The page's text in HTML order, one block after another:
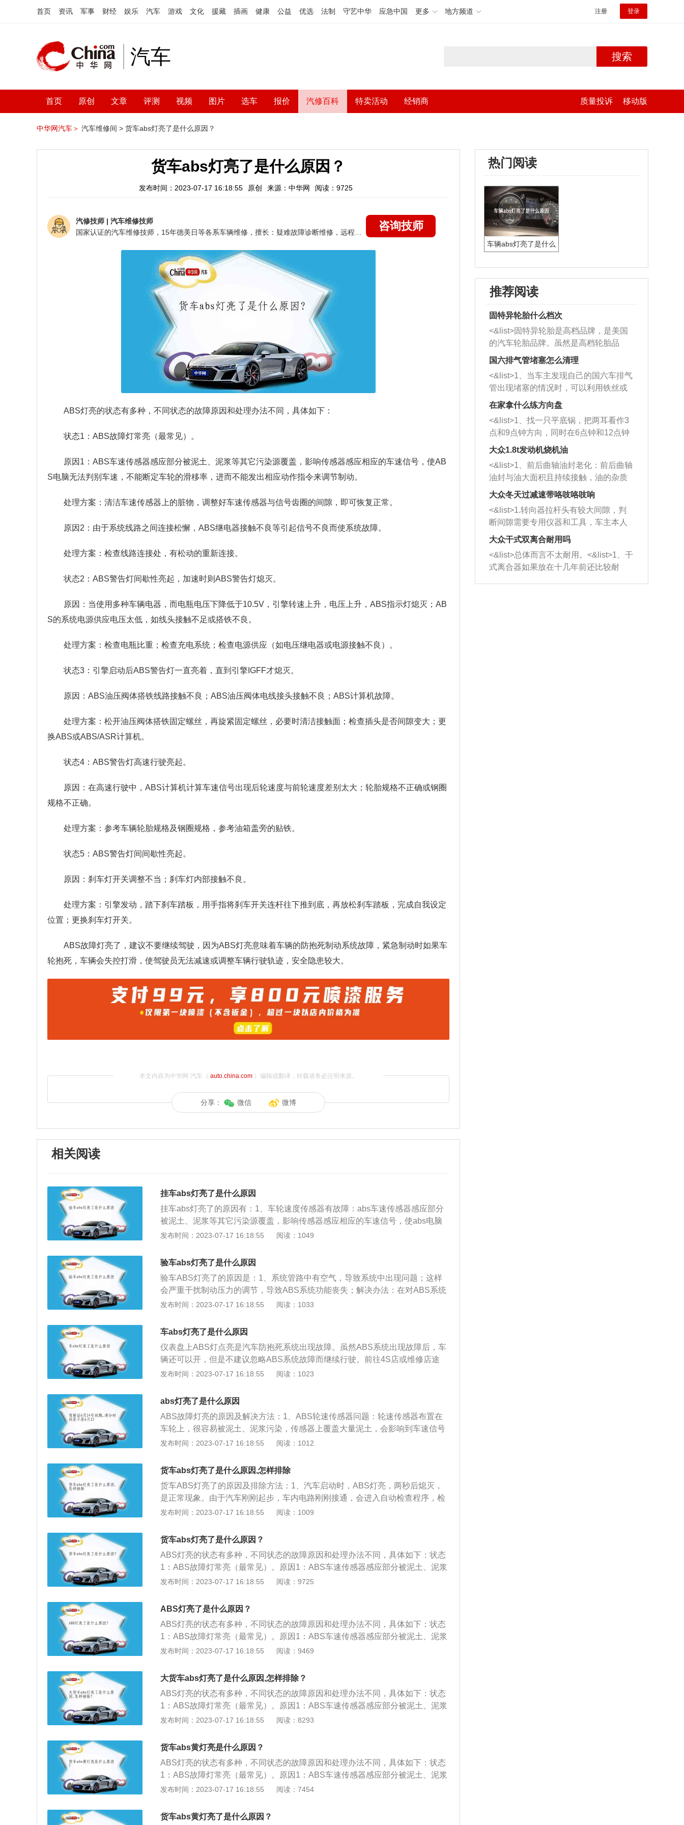
首页 资讯 军事 财经 娱乐 汽车 游戏 文化 援藏 插画 健康 公益 优选 法制 守艺中华 应急中国 更多 地方频道 注册 登录
汽车 搜索
首页 原创 文章 评测 视频 图片 选车 报价 汽修百科 特卖活动 经销商 质量投诉 移动版
中华网汽车＞ 汽车维修间 > 货车abs灯亮了是什么原因？
货车abs灯亮了是什么原因？
发布时间：2023-07-17 16:18:55 原创 来源：中华网 阅读：9725
汽修技师 | 汽车维修技师
咨询技师
ABS灯亮的状态有多种，不同状态的故障原因和处理办法不同，具体如下：
状态1：ABS故障灯常亮（最常见）。
原因1：ABS车速传感器感应部分被泥土、泥浆等其它污染源覆盖，影响传感器感应相应的车速信号，使AB
S电脑无法判别车速，不能断定车轮的滑移率，进而不能发出相应动作指令来调节制动。
处理方案：清洁车速传感器上的脏物，调整好车速传感器与信号齿圈的间隙，即可恢复正常。
原因2：由于系统线路之间连接松懈，ABS继电器接触不良等引起信号不良而使系统故障。
处理方案：检查线路连接处，有松动的重新连接。
状态2：ABS警告灯间歇性亮起，加速时则ABS警告灯熄灭。
原因：当使用多种车辆电器，而电瓶电压下降低于10.5V，引擎转速上升，电压上升，ABS指示灯熄灭；AB
S的系统电源供应电压太低，如线头接触不足或搭铁不良。
处理方案：检查电瓶比重；检查充电系统；检查电源供应（如电压继电器或电源接触不良）。
状态3：引擎启动后ABS警告灯一直亮着，直到引擎IGFF才熄灭。
原因：ABS油压阀体搭铁线路接触不良；ABS油压阀体电线接头接触不良；ABS计算机故障。
处理方案：松开油压阀体搭铁固定螺丝，再旋紧固定螺丝，必要时清洁接触面；检查插头是否间隙变大；更
换ABS或ABS/ASR计算机。
状态4：ABS警告灯高速行驶亮起。
原因：在高速⾏驶中，ABS计算机计算车速信号出现后轮速度与前轮速度差别太大；轮胎规格不正确或钢圈
规格不正确。
处理方案：参考车辆轮胎规格及钢圈规格，参考油箱盖旁的贴铁。
状态5：ABS警告灯间间歇性亮起。
原因：刹车灯开关调整不当；刹车灯内部接触不良。
处理方案：引擎发动，踏下刹车踏板，用手指将刹车开关连杆往下推到底，再放松刹车踏板，完成自我设定
位置；更换刹车灯开关。
ABS故障灯亮了，建议不要继续驾驶，因为ABS灯亮意味着车辆的防抱死制动系统故障，紧急制动时如果车
轮抱死，车辆会失控打滑，使驾驶员无法减速或调整车辆行驶轨迹，安全隐患较大。
本文内容为中华网·汽车（ auto.china.com）编辑或翻译，转载请务必注明来源。
分享： 微信 微博
相关阅读
挂车abs灯亮了是什么原因
挂车abs灯亮了的原因有：1、车轮速度传感器有故障：abs车速传感器感应部分
被泥土、泥浆等其它污染源覆盖，影响传感器感应相应的车速信号，使abs电脑
无法判别车速，不能断定车轮的滑移率，进而不能发出相应动作指令来调节制
隙，即可恢复正常。2、由于系统线路之间连接松懈：abs继电器接触不良等引起
信号不良而使系统故障。处理方案：检查线路连接处，有松动的重新连接。3、a
bs的系统电源供应电压太低，如线头接触不足或搭铁不良：abs警告灯间歇性亮
起，加速时则abs警告灯熄灭，当使用多种车辆电器，而电瓶电压下降低于10.5
v，引擎转速上升，电压上升，abs指示灯熄灭。处理方案：检查电瓶比重；检查
算机故障：引擎启动后abs警告灯一直亮着，直到引擎igff才熄灭：abs油压阀体
搭铁线路接触不良；abs油压阀体电线接头接触不良；abs计算机故障。处理方
案：松开油压阀体搭铁固定螺丝，再旋紧固定螺丝，必要时清洁接触面；检查插
确：abs警告灯高速行驶亮起：在高速⾏驶中，abs计算机计算车速信号出现后轮
车辆轮胎规格及钢圈规格，参考油箱盖旁的贴铁。6、刹车灯内部接触不良：刹
车灯开关调整不当，刹车灯内部接触不良。会导致abs警告灯间间歇性亮起。7、
ABS泵、调压电磁阀故障：由于ABS线路之间连接松动，ABS泵内部故障等原
因，同样会导致ABS灯点亮，这个故障需要进行全面检查。处理方案：引擎发
自我设定位置或更换刹车灯开关。abs故障灯亮了，建议不要继续驾驶，因为abs
灯亮意味着车辆的防抱死制动系统故障，紧急制动时如果车轮抱死，车辆会失控
打滑，使驾驶员无法减速或调整车辆行驶轨迹，安全隐患较大。
发布时间：2023-07-17 16:18:55 阅读：1049
验车abs灯亮了是什么原因
验车ABS灯亮了的原因是：1、系统管路中有空气，导致系统中出现问题；这样
会严重干扰制动压力的调节，导致ABS系统功能丧失；解决办法：在对ABS系统
进行维护之后，松开并排出管路中的空气即可解除；2、系统电脑故障；出现问
修，车主个人无法解决此问题或容易使汽车产生新的问题，造成不必要的损失；
3、车速传感器故障；车速传感器感应部分被泥土、泥浆等其它污染源覆盖，影
响传感器感应相应的车速信号，进而不能发出相应动作指令来控制制动；解决办
法：清洁传感器上的脏污，调整传感器与信号齿圈的间隙；若车速传感器已经损
坏，及时更换新车速传感器；4、ABS线束断裂；没有线束传输就没有数据传
线束或者插头，以免出现更大的损失；5、在验车时，需要测试尾气排放，如果
是前驱车，在测试尾气排放时只有前轮转动；属于正常现象，无需做特殊处理；
6、如果是后驱车，在测试尾气排放时只有后轮转动，这样在验完车后ABS就会
时，并不是四个车轮一起转动，此时ABS系统就认为某些部位出现了故障，在验
发布时间：2023-07-17 16:18:55 阅读：1033
车abs灯亮了是什么原因
仪表盘上ABS灯点亮是汽车防抱死系统出现故障。虽然ABS系统出现故障后，车
辆还可以开，但是不建议忽略ABS系统故障而继续行驶。前往4S店或维修店途
中，驾驶员一定要谨慎开车，避免高速行驶或紧急制动，否则很有可能因为ABS
在打开点火开关时，仪表盘的指示灯都会点亮自检，包括ABS系统。自检完成
后，大多数指示灯会自动熄灭，也包括ABS灯；2、打开点火开关，ABS灯常亮
不熄灭；3、行车过程中ABS灯点亮，ABS系统完全不起作用；4、ABS灯偶尔点
亮，ABS系统有时起作用，有时不起作用。
发布时间：2023-07-17 16:18:55 阅读：1023
abs灯亮了是什么原因
ABS故障灯亮的原因及解决方法：1、ABS轮速传感器问题：轮速传感器布置在
车轮上，很容易被泥土、泥浆污染，传感器上覆盖大量泥土，会影响到车速信号
的传递，ABS电脑无法判断车速信号，就会报警。解决方法：清洁传感器上的脏
线路连接故障：虽说各个车都有ABS系统，但因工艺不同、装配质量及材料的原
因，所以还是有所差异的。轮速传感器插线松脱的故障比较多，此时可能会导致
ABS故障灯亮起。解决方法：及时前往4S店等专业维修机构检修电路。3、ABS
控制单元（ECU）编程问题：很可能是控制单元内的数据不匹配或数据不正确，
需要重新调整数据。这一项需要用到专用的检测电脑。解决方法：前往维修点清
作，总泵故障就会导致ABS系统失效。解决方法：到维修机构维修或更换ABS总
泵。5、ABS控制单元（ECU）电路板故障：ABS控制单元故障，相当于车辆控
制制动防抱死系统的芯片损坏，但这种故障概率很小。有的车的ABS控制单元的
维修机构修理电路板，或更换主板。6、蓄电池电压过低或保险丝熔断。车辆的A
导致故障灯亮起。解决方法：及时为蓄电池充电，必要时更换。7、液压调节装
置不良：ABS系统内部液压传动装置损坏，刹车动力不能传送至防抱死系统，会
导致ABS故障灯亮起。解决方法：前往4S店检修液压调节装置。8、车辆启动时
自检正常亮起：车辆启动时，会进行自检操作，期间故障灯亮起，自检结束，故
发布时间：2023-07-17 16:18:55 阅读：1012
货车abs灯亮了是什么原因,怎样排除
货车ABS灯亮了的原因及排除方法：1、汽车启动时，ABS灯亮，两秒后熄灭，
是正常现象。由于汽车刚刚起步，车内电路刚刚接通，会进入自动检查程序，检
查汽车的位置是否有问题。这时仪表盘的灯基本都会亮。检查后，没有问题，指
统有故障。在这种情况下，制动系统仍然可以正常使用，只有ABS防抱死制动系
统出现故障。如果踩刹车太猛，车轮很容易锁死，造成事故。因此，应该尽快去
4S店或专业汽车修理厂修理。2、ABS传感器脏污：货车在行驶的时候，把路上
的污泥飞溅到ABS传感器的感应部分，导致无法获得正常的数据信号，从而影响
ABS模块无法接收到信号做出判断来发出相应的指令。排除方法为把覆盖在ABS
中线路连接部分出现了松动，导致ABS继电器接触不良从而引起ABS系统出现故
障。排除方法为检查ABS系统线路的连接处是否有松动，如果发现松动重新连接
即可解决。4、ABS传感自身的故障，对其进行更换即可解决。
发布时间：2023-07-17 16:18:55 阅读：1009
货车abs灯亮了是什么原因？
ABS灯亮的状态有多种，不同状态的故障原因和处理办法不同，具体如下：状态
1：ABS故障灯常亮（最常见）。原因1：ABS车速传感器感应部分被泥土、泥浆
等其它污染源覆盖，影响传感器感应相应的车速信号，使ABS电脑无法判别车
案：清洁车速传感器上的脏物，调整好车速传感器与信号齿圈的间隙，即可恢复
正常。原因2：由于系统线路之间连接松懈，ABS继电器接触不良等引起信号不
良而使系统故障。处理方案：检查线路连接处，有松动的重新连接。状态2：AB
S警告灯间歇性亮起，加速时则ABS警告灯熄灭。原因：当使用多种车辆电器，
而电瓶电压下降低于10.5V，引擎转速上升，电压上升，ABS指示灯熄灭；ABS
重；检查充电系统；检查电源供应（如电压继电器或电源接触不良）。状态3：
引擎启动后ABS警告灯一直亮着，直到引擎IGFF才熄灭。原因：ABS油压阀体搭
铁线路接触不良；ABS油压阀体电线接头接触不良；ABS计算机故障。处理方
头是否间隙变大；更换ABS或ABS/ASR计算机。状态4：ABS警告灯高速行驶亮
别太大；轮胎规格不正确或钢圈规格不正确。处理方案：参考车辆轮胎规格及钢
圈规格，参考油箱盖旁的贴铁。状态5：ABS警告灯间间歇性亮起。原因：刹车
灯开关调整不当；刹车灯内部接触不良。处理方案：引擎发动，踏下刹车踏板，
用手指将刹车开关连杆往下推到底，再放松刹车踏板，完成自我设定位置；更换
防抱死制动系统故障，紧急制动时如果车轮抱死，车辆会失控打滑，使驾驶员无
发布时间：2023-07-17 16:18:55 阅读：9725
ABS灯亮了是什么原因？
ABS灯亮的状态有多种，不同状态的故障原因和处理办法不同，具体如下：状态
1：ABS故障灯常亮（最常见）。原因1：ABS车速传感器感应部分被泥土、泥浆
等其它污染源覆盖，影响传感器感应相应的车速信号，使ABS电脑无法判别车
案：清洁车速传感器上的脏物，调整好车速传感器与信号齿圈的间隙，即可恢复
正常。原因2：由于系统线路之间连接松懈，ABS继电器接触不良等引起信号不
良而使系统故障。处理方案：检查线路连接处，有松动的重新连接。状态2：AB
S警告灯间歇性亮起，加速时则ABS警告灯熄灭。原因：当使用多种车辆电器，
而电瓶电压下降低于10.5V，引擎转速上升，电压上升，ABS指示灯熄灭；ABS
重；检查充电系统；检查电源供应（如电压继电器或电源接触不良）。状态3：
引擎启动后ABS警告灯一直亮着，直到引擎IGFF才熄灭。原因：ABS油压阀体搭
铁线路接触不良；ABS油压阀体电线接头接触不良；ABS计算机故障。处理方
头是否间隙变大；更换ABS或ABS/ASR计算机。状态4：ABS警告灯高速行驶亮
别太大；轮胎规格不正确或钢圈规格不正确。处理方案：参考车辆轮胎规格及钢
发布时间：2023-07-17 16:18:55 阅读：9469
大货车abs灯亮了是什么原因,怎样排除？
ABS灯亮的状态有多种，不同状态的故障原因和处理办法不同，具体如下：状态
1：ABS故障灯常亮（最常见）。原因1：ABS车速传感器感应部分被泥土、泥浆
等其它污染源覆盖，影响传感器感应相应的车速信号，使ABS电脑无法判别车
案：清洁车速传感器上的脏物，调整好车速传感器与信号齿圈的间隙，即可恢复
正常。原因2：由于系统线路之间连接松懈，ABS继电器接触不良等引起信号不
良而使系统故障。处理方案：检查线路连接处，有松动的重新连接。状态2：AB
S警告灯间歇性亮起，加速时则ABS警告灯熄灭。原因：当使用多种车辆电器，
而电瓶电压下降低于10.5V，引擎转速上升，电压上升，ABS指示灯熄灭；ABS
重；检查充电系统；检查电源供应（如电压继电器或电源接触不良）。状态3：
发布时间：2023-07-17 16:18:55 阅读：8293
货车abs黄灯亮是什么原因？
ABS灯亮的状态有多种，不同状态的故障原因和处理办法不同，具体如下：状态
1：ABS故障灯常亮（最常见）。原因1：ABS车速传感器感应部分被泥土、泥浆
等其它污染源覆盖，影响传感器感应相应的车速信号，使ABS电脑无法判别车
案：清洁车速传感器上的脏物，调整好车速传感器与信号齿圈的间隙，即可恢复
发布时间：2023-07-17 16:18:55 阅读：7454
货车abs黄灯亮了是什么原因？
热门阅读
车辆abs灯亮了是什么
推荐阅读
固特异轮胎什么档次
<&list>固特异轮胎是高档品牌，是美国
的汽车轮胎品牌。虽然是高档轮胎品
牌，但是中高低端的轮胎都有生产，这
也是为了更好的开拓市场。
国六排气管堵塞怎么清理
<&list>1、当车主发现自己的国六车排气
管出现堵塞的情况时，可以利用铁丝或
者是细棍，直接将杂物给取出来，如果
堵塞情况比较严重，也可以采取应急措
施。 <&list>2、直接利用木棍将所有的
杂物推到排气管里面的位置处，然后将
三元催化器拆解开，就可以将堵塞的东
西取出来。但如果是因为积碳过多引起
的堵塞，就需要将三元催化器泡在草酸
洗剂对堵塞的情况得到解决，将清洗剂
放在燃油箱中，与燃油混合后，车辆启
动时，就可以和汽油一起进入到燃烧
室，最后形成废气排出，就可以让三元
催化器得到清洗，排气管堵塞的情况就
能够得到解决。
在家拿什么练方向盘
<&list>1、找一只平底锅，把两耳看作3
点和9点钟方向，同时在6点钟和12点钟
方向做一个标记。 <&list>2、双手握住
一圈半的练习，往右同样也要打相同的
圈数。 <&list>3、最后强调要反复练
习，这样就可以形成肌肉记忆，在真实
驾驶车辆时，不需要记忆也能打好方
向。
大众1.8t发动机烧机油
<&list>1、前后曲轴油封老化：前后曲轴
油封与油大面积且持续接触，油的杂质
和发动机内持续温度变化使其密封效果
逐渐减弱，导致渗油或漏油。<&list>2、
活塞间隙过大：积碳会使活塞环与缸体
的间隙扩大，导致机油流入燃烧室中，
造成烧机油。<&list>3、机油粘度。使用
机油粘度过小的话，同样会有烧机油现
象，机油粘度过小具有很好的流动性，
大众冬天过减速带咯吱咯吱响
<&list>1.转向器拉杆头有较大间隙，判
断间隙需要专用仪器和工具，车主本人
无法制作，需要将车辆送到修理厂或4s
店；<&list>2.车辆半轴套管防尘罩破
裂，破裂后会出现漏油现象，使半轴磨
损严重，磨损的半轴容易损坏，产生异
响；<&list>3.稳定器的转向胶套和球头
大众干式双离合耐用吗
<&list>总体而言不太耐用。<&list>1、干
式离合器如果放在十几年前还比较耐